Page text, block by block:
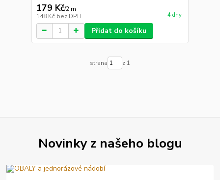
179 Kč/2 m
148 Kč bez DPH 4 dny
Přidat do košíku
strana z 1
Novinky z našeho blogu